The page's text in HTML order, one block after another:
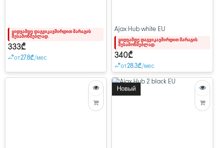
ყიდვამდე დაგვიკავშირდით მარაგის
შესამოწმებლად.
333₾
от27.8₾/мес
Ajax Hub white EU
ყიდვამდე დაგვიკავშირდით მარაგის
შესამოწმებლად.
340₾
от28.3₾/мес
Новый